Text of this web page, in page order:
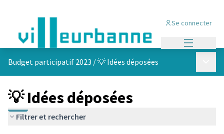
Se connecter
Budget participatif 2023 /💡 Idées déposées
💡 Idées déposées
Filtrer et rechercher